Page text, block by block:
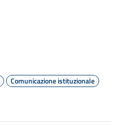
Comunicazione istituzionale